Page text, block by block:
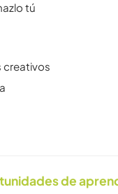
tú
creativos
de